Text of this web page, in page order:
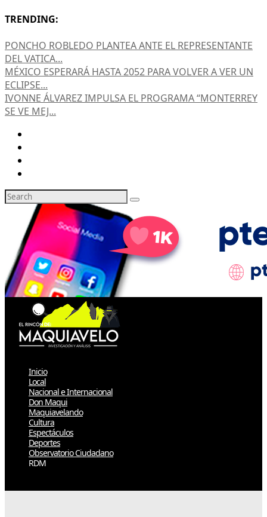
TRENDING:
PONCHO ROBLEDO PLANTEA ANTE EL REPRESENTANTE
DEL VATICA...
MÉXICO ESPERARÁ HASTA 2052 PARA VOLVER A VER UN
ECLIPSE...
IVONNE ÁLVAREZ IMPULSA EL PROGRAMA “MONTERREY
SE VE MEJ...
Inicio
Local
Nacional e Internacional
Don Maqui
Maquiavelando
Cultura
Espectáculos
Deportes
Observatorio Ciudadano
RDM